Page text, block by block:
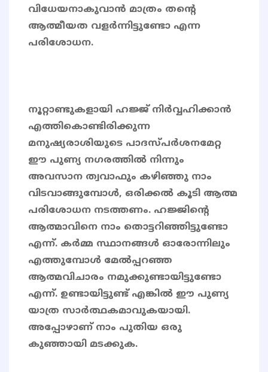
വിധേയനാകുവാൻ മാത്രം തന്റെ
ആത്മീയത വളർന്നിട്ടുണ്ടോ എന്ന
പരിശോധന.
നൂറ്റാണ്ടുകളായി ഹജ്ജ് നിർവ്വഹിക്കാൻ
എത്തികൊണ്ടിരിക്കുന്ന
മനുഷ്യരാശിയുടെ പാദസ്പർശനമേറ്റ
ഈ പുണ്യ നഗരത്തിൽ നിന്നും
അവസാന ത്വവാഫും കഴിഞ്ഞു നാം
വിടവാങ്ങുമ്പോൾ, ഒരിക്കൽ കൂടി ആത്മ
പരിശോധന നടത്തണം. ഹജ്ജിന്‍റെ
ആത്മാവിനെ നാം തൊട്ടറിഞ്ഞിട്ടുണ്ടോ
എന്ന്. കർമ്മ സ്ഥാനങ്ങൾ ഓരോന്നിലും
എത്തുമ്പോൾ മേൽപ്പറഞ്ഞ
ആത്മവിചാരം നമുക്കുണ്ടായിട്ടുണ്ടോ
എന്ന്. ഉണ്ടായിട്ടുണ്ട് എങ്കിൽ ഈ പുണ്യ
യാത്ര സാർത്ഥകമാവുകയായി.
അപ്പോഴാണ് നാം പുതിയ ഒരു
കുഞ്ഞായി മടക്കുക.